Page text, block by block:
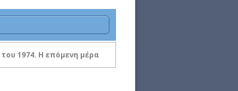
1974. Η επόμενη μέρα